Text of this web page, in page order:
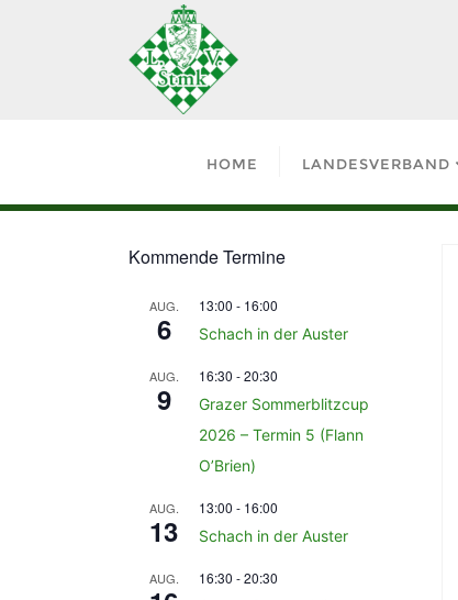
HOME LANDESVERBAND
Kommende Termine
AUG.
6
13:00 - 16:00
Schach in der Auster
AUG.
9
16:30 -20:30
Grazer Sommerblitzcup
2026 – Termin 5 (Flann
O’Brien)
AUG.
13
13:00 - 16:00
Schach in der Auster
AUG. 16:30 -20:30